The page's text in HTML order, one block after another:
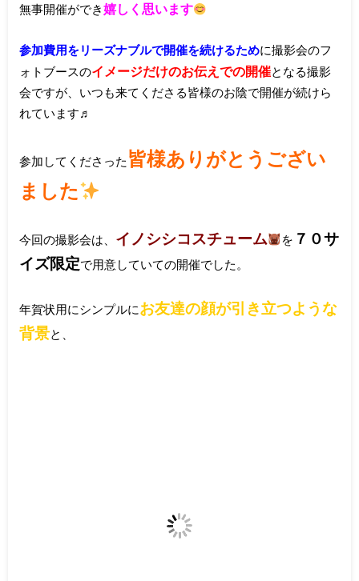
無事開催ができ嬉しく思います
参加費用をリーズナブルで開催を続けるために撮影会のフ
ォトブースのイメージだけのお伝えでの開催となる撮影
会ですが、いつも来てくださる皆様のお陰で開催が続けら
れています♬
参加してくださった 皆様ありがとうござい
ました
今回の撮影会は、 イノシシコスチューム を ７０サ
イズ限定で用意していての開催でした。
年賀状用にシンプルにお友達の顔が引き立つような
背景と、